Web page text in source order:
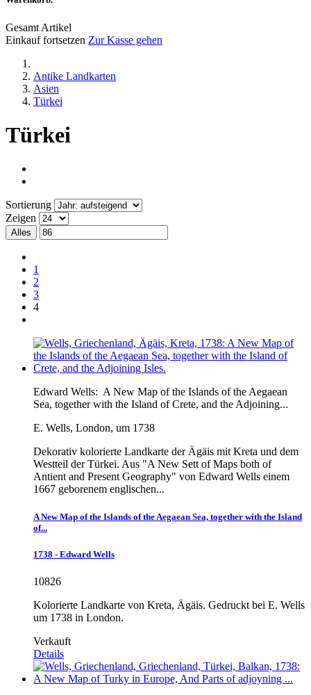
Gesamt Artikel
Einkauf fortsetzen Zur Kasse gehen
Antike Landkarten
Asien
Türkei
Türkei
Sortierung
Zeigen
Alles
1
2
3
4
Edward Wells: A New Map of the Islands of the Aegaean
Sea, together with the Island of Crete, and the Adjoining...
E. Wells, London, um 1738
Dekorativ kolorierte Landkarte der Ägäis mit Kreta und dem
Westteil der Türkei. Aus "A New Sett of Maps both of
Antient and Present Geography" von Edward Wells einem
1667 geborenem englischen...
A New Map of the Islands of the Aegaean Sea, together with the Island
of...
1738 - Edward Wells
10826
Kolorierte Landkarte von Kreta, Ägäis. Gedruckt bei E. Wells
um 1738 in London.
Verkauft
Details